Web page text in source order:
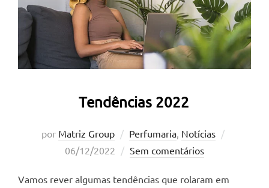
Tendências 2022
por Matriz Group Perfumaria Notícias
06/12/2022 Sem comentários
Vamos rever algumas tendências que rolaram em